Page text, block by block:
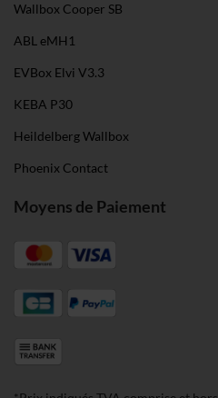
Wallbox Cooper SB
ABL eMH1
EVBox Elvi V3.3
KEBA P30
Heildelberg Wallbox
Phoenix Contact
Moyens de Paiement